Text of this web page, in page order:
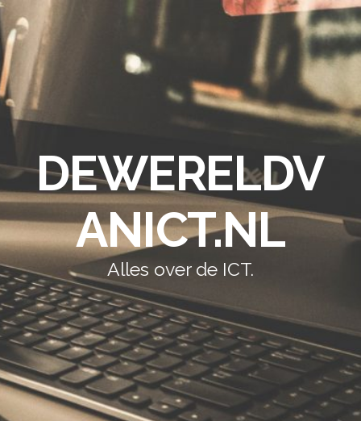
DEWERELDV
ANICT.NL
Alles over de ICT.